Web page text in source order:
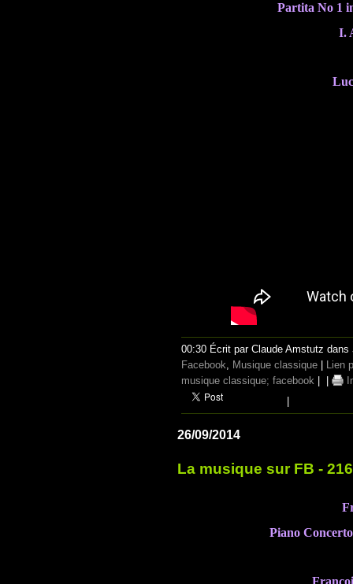
Partita No 1
I.
00:30 Écrit par Claude Amstutz dans
Facebook, Musique classique
Lien
musique classique; facebook
26/09/2014
La musique sur FB -
Piano